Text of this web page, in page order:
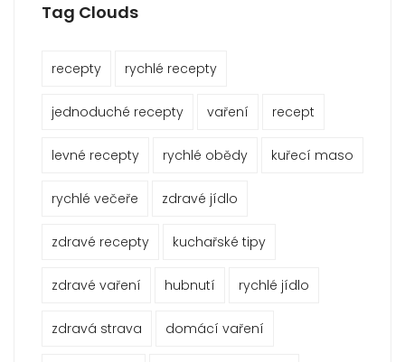
Tag Clouds
recepty rychlé recepty
jednoduché recepty vaření recept
levné recepty rychlé obědy kuřecí maso
rychlé večeře zdravé jídlo
zdravé recepty kuchařské tipy
zdravé vaření hubnutí rychlé jídlo
zdravá strava domácí vaření